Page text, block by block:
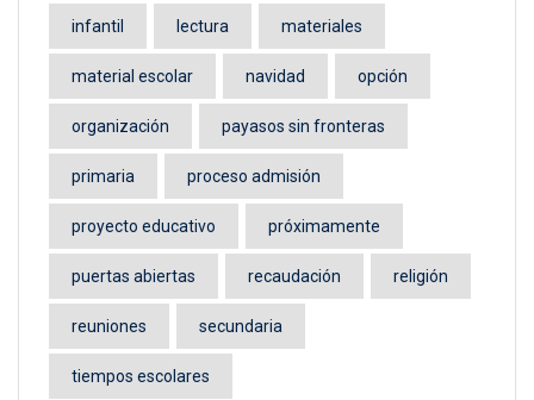
infantil lectura materiales
material escolar navidad opción
organización payasos sin fronteras
primaria proceso admisión
proyecto educativo próximamente
puertas abiertas recaudación religión
reuniones secundaria
tiempos escolares